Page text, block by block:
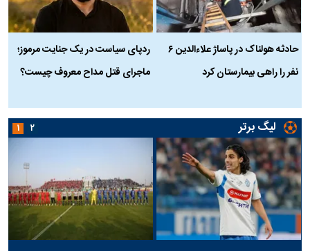
حادثه هولناک در پاساژ علاءالدین ۶
نفر را راهی بیمارستان کرد
ردپای سیاست در یک جنایت مرموز؛
ماجرای قتل مداح معروف چیست؟
لیگ برتر ۱ ۲